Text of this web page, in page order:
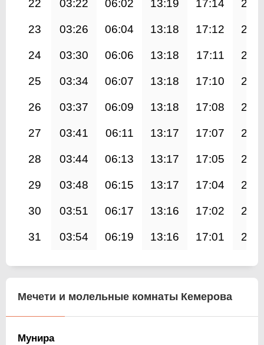
22 03:22 06:02 13:19 17:14
23 03:26 06:04 13:18 17:12
24 03:30 06:06 13:18 17:11
25 03:34 06:07 13:18 17:10
26 03:37 06:09 13:18 17:08
27 03:41 06:11 13:17 17:07
28 03:44 06:13 13:17 17:05
29 03:48 06:15 13:17 17:04
30 03:51 06:17 13:16 17:02
31 03:54 06:19 13:16 17:01
Мечети и молельные комнаты Кемерова
Мунира